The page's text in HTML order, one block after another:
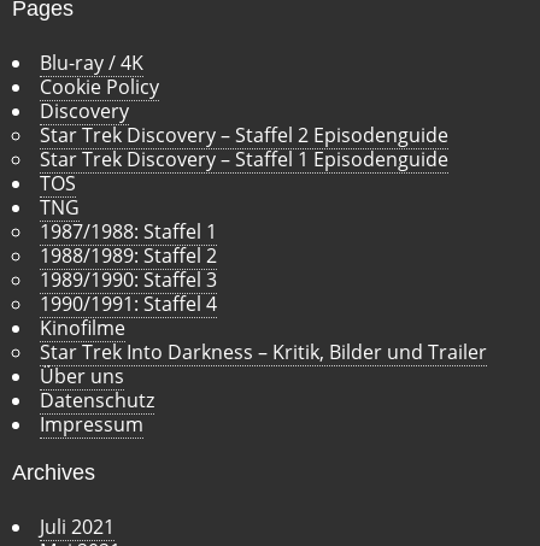
Pages
Blu-ray / 4K
Cookie Policy
Discovery
Star Trek Discovery – Staffel 2 Episodenguide
Star Trek Discovery – Staffel 1 Episodenguide
TOS
TNG
1987/1988: Staffel 1
1988/1989: Staffel 2
1989/1990: Staffel 3
1990/1991: Staffel 4
Kinofilme
Star Trek Into Darkness – Kritik, Bilder und Trailer
Über uns
Datenschutz
Impressum
Archives
Juli 2021